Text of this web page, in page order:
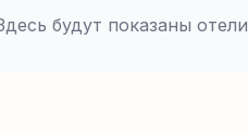
будут показаны